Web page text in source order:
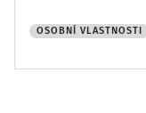
OSOBNÍ VLASTNOSTI